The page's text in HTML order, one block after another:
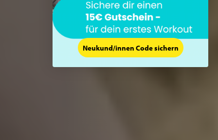
Neukund/innen Code sichern